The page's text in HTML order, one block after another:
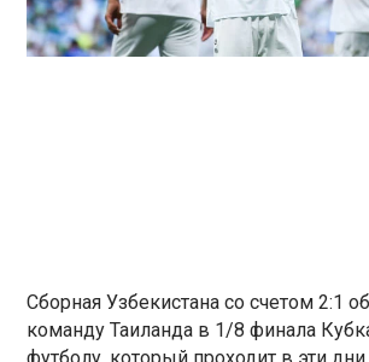
Сборная Узбекистана со счетом 2:1
команду Таиланда в 1/8 финала